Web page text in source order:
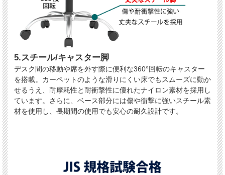
5.スチール/キャスター脚
デスク間の移動や席を外す際に便利な360°回転のキャスター
を搭載。カーペットのような滑りにくい床でもスムーズに動か
せるうえ、耐摩耗性と耐衝撃性に優れたナイロン素材を採用し
ています。さらに、ベース部分には傷や衝撃に強いスチール素
材を使用し、長期間の使用でも安心の耐久設計です。